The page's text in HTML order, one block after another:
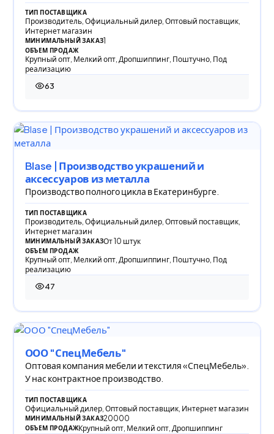
ТИП ПОСТАВЩИКА
Производитель, Официальный дилер, Оптовый поставщик,
Интернет магазин
МИНИМАЛЬНЫЙ ЗАКАЗ1
ОБЪЕМ ПРОДАЖ
Крупный опт, Мелкий опт, Дропшиппинг, Поштучно, Под
реализацию
63
63 просмотра
Blase | Производство украшений и
аксессуаров из металла
Производство полного цикла в Екатеринбурге.
ТИП ПОСТАВЩИКА
Производитель, Официальный дилер, Оптовый поставщик,
Интернет магазин
МИНИМАЛЬНЫЙ ЗАКАЗОт 10 штук
ОБЪЕМ ПРОДАЖ
Крупный опт, Мелкий опт, Дропшиппинг, Поштучно, Под
реализацию
47
47 просмотров
ООО "СпецМебель"
Оптовая компания мебели и текстиля «СпецМебель».
У нас контрактное производство.
ТИП ПОСТАВЩИКА
Официальный дилер, Оптовый поставщик, Интернет магазин
МИНИМАЛЬНЫЙ ЗАКАЗ20000
ОБЪЕМ ПРОДАЖКрупный опт, Мелкий опт, Дропшиппинг